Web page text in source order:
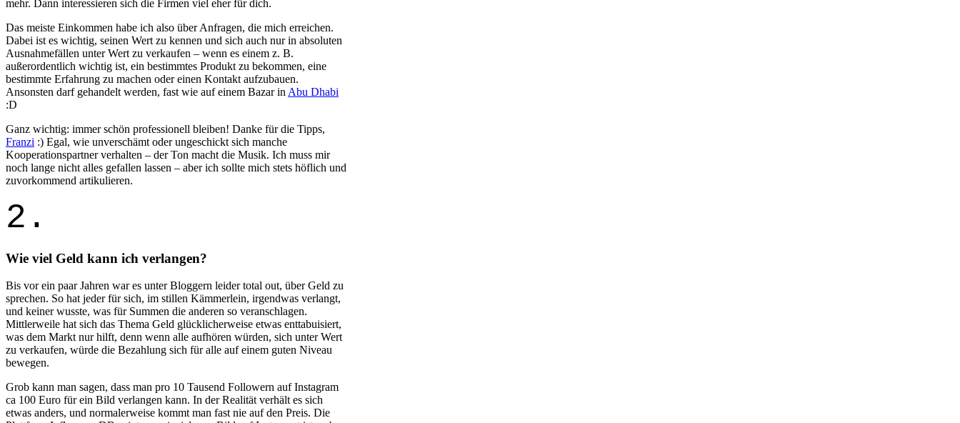
mehr. Dann interessieren sich die Firmen viel eher für dich.
Das meiste Einkommen habe ich also über Anfragen, die mich erreichen.
Dabei ist es wichtig, seinen Wert zu kennen und sich auch nur in absoluten
Ausnahmefällen unter Wert zu verkaufen – wenn es einem z. B.
außerordentlich wichtig ist, ein bestimmtes Produkt zu bekommen, eine
bestimmte Erfahrung zu machen oder einen Kontakt aufzubauen.
Ansonsten darf gehandelt werden, fast wie auf einem Bazar in Abu Dhabi
:D
Ganz wichtig: immer schön professionell bleiben! Danke für die Tipps,
Franzi :) Egal, wie unverschämt oder ungeschickt sich manche
Kooperationspartner verhalten – der Ton macht die Musik. Ich muss mir
noch lange nicht alles gefallen lassen – aber ich sollte mich stets höflich und
zuvorkommend artikulieren.
2.
Wie viel Geld kann ich verlangen?
Bis vor ein paar Jahren war es unter Bloggern leider total out, über Geld zu
sprechen. So hat jeder für sich, im stillen Kämmerlein, irgendwas verlangt,
und keiner wusste, was für Summen die anderen so veranschlagen.
Mittlerweile hat sich das Thema Geld glücklicherweise etwas enttabuisiert,
was dem Markt nur hilft, denn wenn alle aufhören würden, sich unter Wert
zu verkaufen, würde die Bezahlung sich für alle auf einem guten Niveau
bewegen.
Grob kann man sagen, dass man pro 10 Tausend Followern auf Instagram
ca 100 Euro für ein Bild verlangen kann. In der Realität verhält es sich
etwas anders, und normalerweise kommt man fast nie auf den Preis. Die